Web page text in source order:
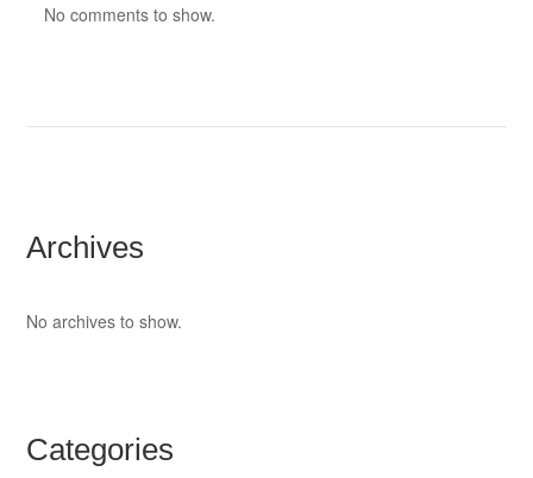
No comments to show.
Archives
No archives to show.
Categories